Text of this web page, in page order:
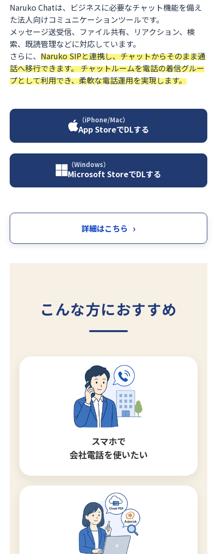
Naruko Chatは、ビジネスに必要なチャット機能を備え
た法人向けコミュニケーションツールです。
メッセージ送受信、ファイル共有、リアクション、検
索、既読管理などに対応しています。
さらに、 Naruko SIPと連携し、チャットからそのまま通
話へ移行できます。 チャットルームを電話の着信グルー
プとして利用でき、柔軟な電話運用を実現します。
（iPhone/Mac）
App StoreでDLする
（Windows）
Microsoft StoreでDLする
詳細はこちら
こんな方におすすめ
スマホで
会社電話を使いたい